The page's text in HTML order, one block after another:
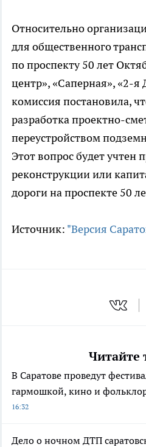
Относительно
для общественного
по проспекту 50 лет
центр», «Саперная», «2-
комиссия постановила,
разработка проектно-
переустройством
Этот вопрос будет учтен
реконструкции или
дороги на проспекте 50
Источник: "Версия
Читайте
В Саратове проведут
гармошкой, кино и
16:32
Дело о ночном ДТП